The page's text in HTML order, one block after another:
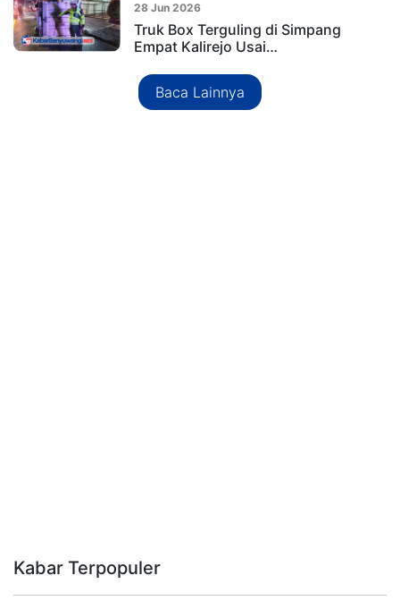
28 Jun 2026
Truk Box Terguling di Simpang
Empat Kalirejo Usai…
Baca Lainnya
Kabar Terpopuler